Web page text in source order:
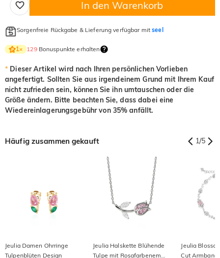
In den Warenkorb
Sorgenfreie Rückgabe & Lieferung verfügbar mitseel
1× 129Bonuspunkte erhalten
* Dieser Artikel wird nach Ihren persönlichen Vorlieben
angefertigt. Sollten Sie aus irgendeinem Grund mit Ihrem Kauf
nicht zufrieden sein, können Sie ihn umtauschen oder die
Größe ändern. Bitte beachten Sie, dass dabei eine
Wiedereinlagerungsgebühr von 35% anfällt.
Häufig zusammen gekauft 1/5
Jeulia Damen Ohrringe
Tulpenblüten Design
Jeulia Halskette Blühende
Tulpe mit Rosafarbenem
Jeulia
Cut Armband